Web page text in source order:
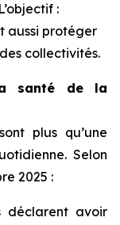
:
aussi protéger
collectivités.
santé de la
plus qu’une
Selon
2025 :
déclarent avoir